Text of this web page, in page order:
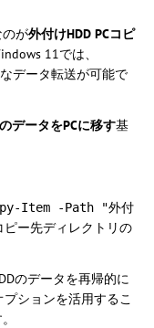
が外付けHDD PCコピ
11では、
データ転送が可能で
データをPCに移す基
Item -Path "外付
ー先ディレクトリの
のデータを再帰的に
ションを活用するこ